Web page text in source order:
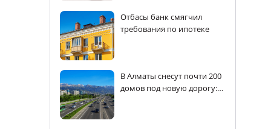
Отбасы банк смягчил
требования по ипотеке
В Алматы снесут почти 200
домов под новую дорогу: